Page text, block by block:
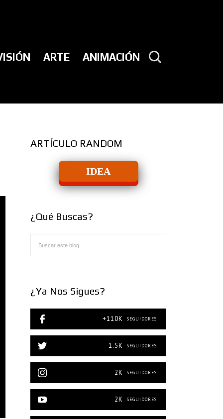
ARTE ANIMACIÓN
ARTÍCULO RANDOM
IDEA
¿Qué Buscas?
¿Ya Nos Sigues?
+110K SEGUIDORES
1.5K SEGUIDORES
2K SEGUIDORES
2K SEGUIDORES